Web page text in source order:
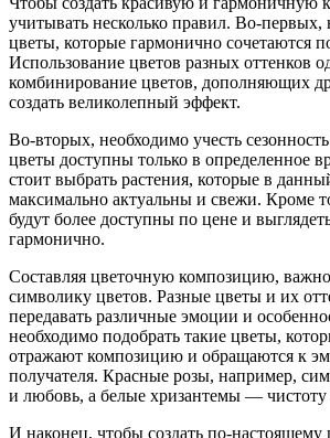
учитывать несколько правил. Во-
цветы, которые гармонично сочетаются
Использование цветов разных оттенков
комбинирование цветов, дополняющих
создать великолепный эффект.
Во-вторых, необходимо учесть
цветы доступны только в определенное
стоит выбрать растения, которые в
максимально актуальны и свежи. Кроме
будут более доступны по цене и
гармонично.
Составляя цветочную композицию,
символику цветов. Разные цветы и их
передавать различные эмоции и
необходимо подобрать такие цветы,
отражают композицию и обращаются к
получателя. Красные розы, например,
и любовь, а белые хризантемы — чистоту
И наконец, чтобы создать по-настоящему